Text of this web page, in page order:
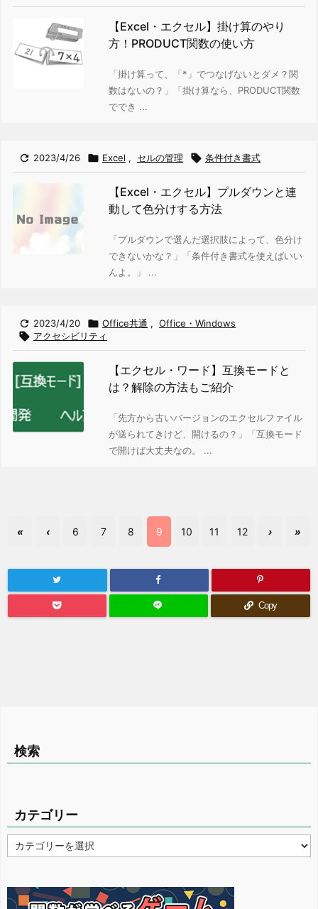
【Excel・エクセル】掛け算のやり
方！PRODUCT関数の使い方
「掛け算って、「*」でつなげないとダメ？関
数はないの？」
「掛け算なら、PRODUCT関数
ででき ...
 2023/4/26  Excel , セルの管理  条件付き書式
【Excel・エクセル】プルダウンと連
動して色分けする方法
「プルダウンで選んだ選択肢によって、色分け
できないかな？」
「条件付き書式を使えばいい
んよ。」 ...
 2023/4/20  Office共通 , Office・Windows
 アクセシビリティ
【エクセル・ワード】互換モードと
は？解除の方法もご紹介
「先方から古いバージョンのエクセルファイル
が送られてきけど、開けるの？」「互換モード
で開けば大丈夫なの。 ...
« ‹ 6 7 8 9 10 11 12 › »
Copy
検索
カテゴリー
テ
ー